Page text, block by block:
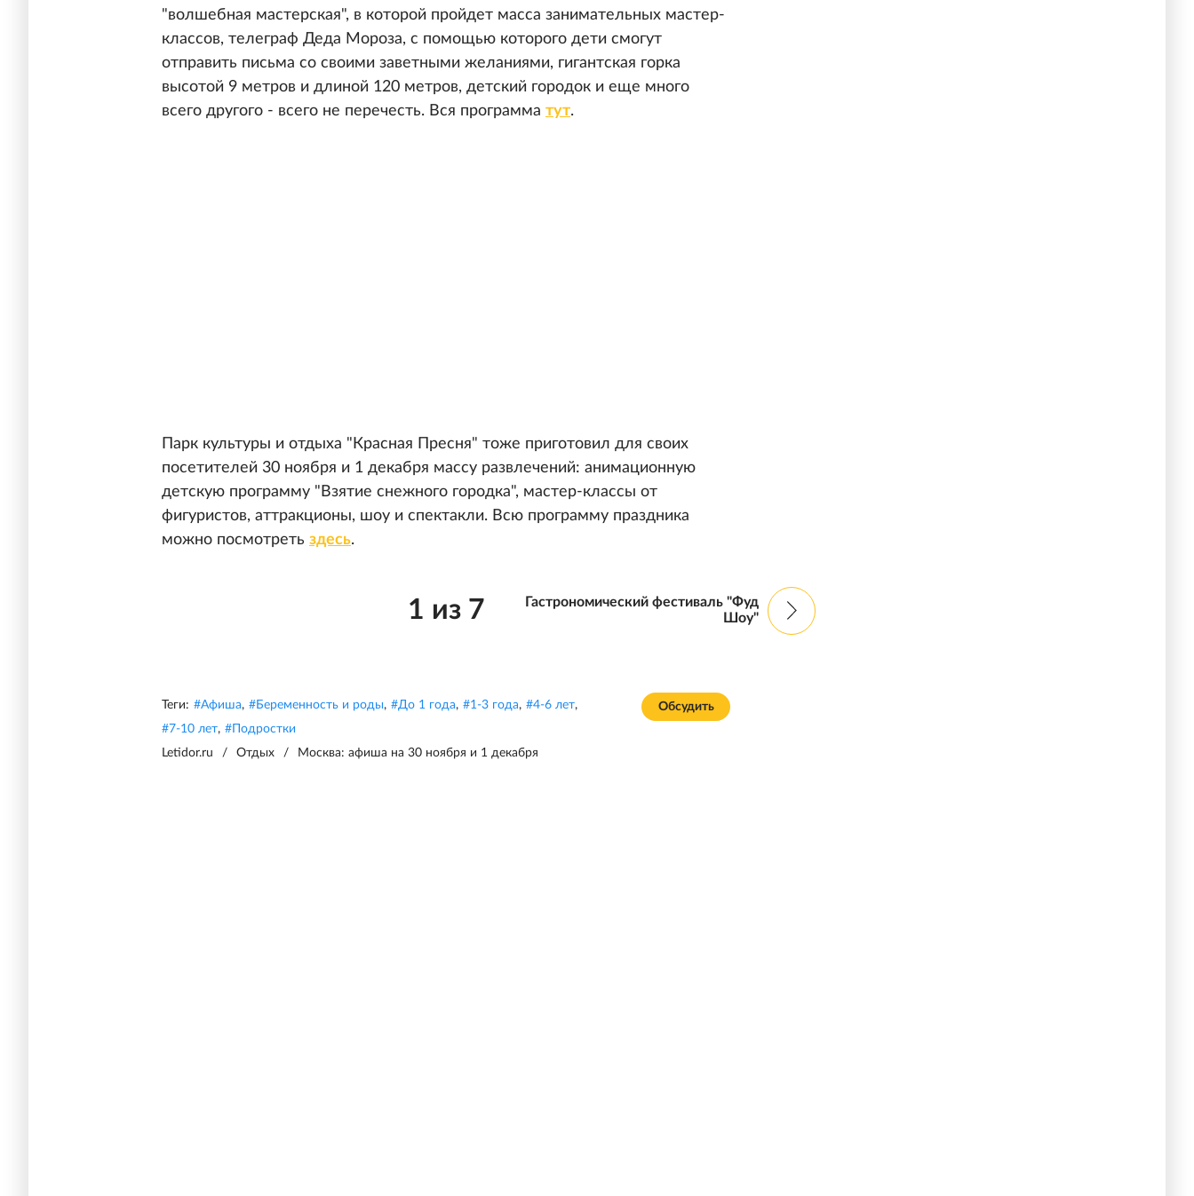
"волшебная мастерская", в которой пройдет масса занимательных мастер-
классов, телеграф Деда Мороза, с помощью которого дети смогут
отправить письма со своими заветными желаниями, гигантская горка
высотой 9 метров и длиной 120 метров, детский городок и еще много
всего другого - всего не перечесть. Вся программа тут.
Парк культуры и отдыха "Красная Пресня" тоже приготовил для своих
посетителей 30 ноября и 1 декабря массу развлечений: анимационную
детскую программу "Взятие снежного городка", мастер-классы от
фигуристов, аттракционы, шоу и спектакли. Всю программу праздника
можно посмотреть здесь.
1 из 7
Гастрономический фестиваль "Фуд
Шоу"
Обсудить
Теги: #Афиша, #Беременность и роды, #До 1 года, #1-3 года, #4-6 лет,
#7-10 лет, #Подростки
Letidor.ru
/ Отдых / Москва: афиша на 30 ноября и 1 декабря